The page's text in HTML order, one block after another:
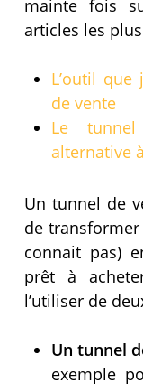
mainte fois
articles les
L’outil que
de vente
Le
alternative
Un tunnel de
de
connait pas)
prêt à
l’utiliser de
Un tunnel
exemple